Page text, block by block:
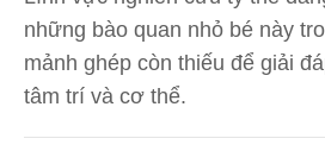
những bào quan nhỏ bé này
mảnh ghép còn thiếu để giải
tâm trí và cơ thể.